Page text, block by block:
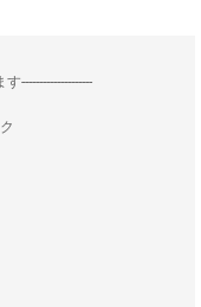
--------------------